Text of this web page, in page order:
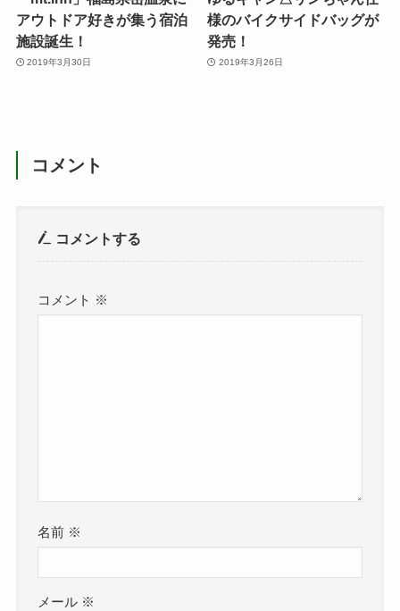
アウトドア好きが集う宿泊
施設誕生！
2019年3月30日
様のバイクサイドバッグが
発売！
2019年3月26日
コメント
コメントする
コメント ※
名前 ※
メール ※